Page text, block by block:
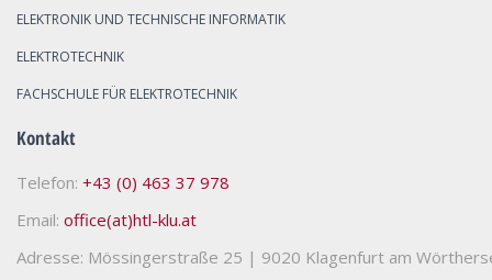
ELEKTRONIK UND TECHNISCHE INFORMATIK
ELEKTROTECHNIK
FACHSCHULE FÜR ELEKTROTECHNIK
Kontakt
Telefon: +43 (0) 463 37 978
Email: office(at)htl-klu.at
Adresse: Mössingerstraße 25 | 9020 Klagenfurt am